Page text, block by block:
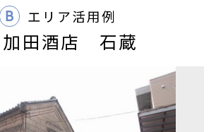
B エリア活用例
加田酒店 石蔵